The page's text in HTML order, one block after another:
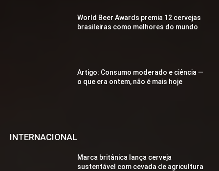
World Beer Awards premia 12 cervejas
brasileiras como melhores do mundo
Artigo: Consumo moderado e ciência —
o que era ontem, não é mais hoje
INTERNACIONAL
Marca britânica lança cerveja
sustentável com cevada de agricultura